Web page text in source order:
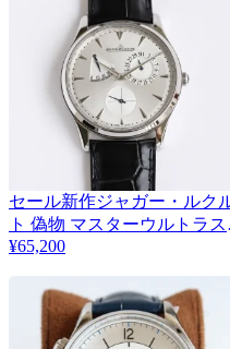
セール新作ジャガー・ルク
ト 偽物 マスターウルトラス
ム リザーブ ド マルシェ
¥65,200